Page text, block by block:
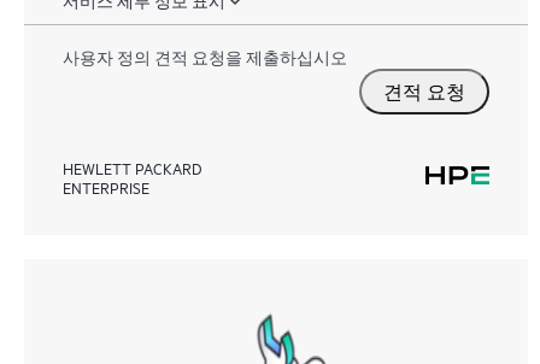
사용자 정의 견적 요청을 제출하십시오
견적 요청
HEWLETT PACKARD
ENTERPRISE